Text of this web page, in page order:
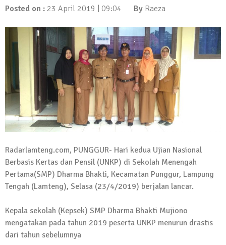
Semangat Pengorbanan untuk Bangsa
News Flash
Puluhan Warga Dusun III Geruduk
Balai Kampung Pujobasuki, Tuntut
Kadus Untuk Mundur
4 September 2025 | 15:40
News Flash
iklan ucapan HUT RI
20 Agustus 2025 | 14:43
Maling Jebol Plafon Konter HP di
Rumbia, Pelaku Ditangkap di Lamtim
26 Juli 2025 | 10:33
Kejari Geledah Kantor Disporapar
Lamteng Terkait Dugaan Korupsi Dana
Hibah Koni
Posted on : 23 April 2019 | 09:04 By Raeza
Radarlamteng.com, PUNGGUR- Hari kedua Ujian Nasional
Berbasis Kertas dan Pensil (UNKP) di Sekolah Menengah
Pertama(SMP) Dharma Bhakti, Kecamatan Punggur, Lampung
Tengah (Lamteng), Selasa (23/4/2019) berjalan lancar.
Kepala sekolah (Kepsek) SMP Dharma Bhakti Mujiono
mengatakan pada tahun 2019 peserta UNKP menurun drastis
dari tahun sebelumnya